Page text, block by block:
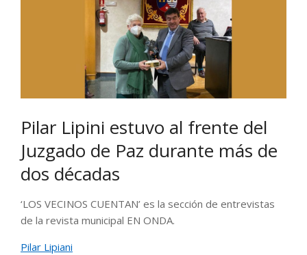
Pilar Lipini estuvo al frente del
Juzgado de Paz durante más de
dos décadas
‘LOS VECINOS CUENTAN’ es la sección de entrevistas
de la revista municipal EN ONDA.
Pilar Lipiani